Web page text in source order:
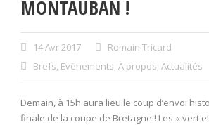
MONTAUBAN !
14 Avr 2017
Romain Tricard
Brefs, Evènements, A propos, Actualités
Demain, à 15h aura lieu le coup d’envoi
finale de la coupe de Bretagne ! Les « vert